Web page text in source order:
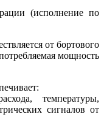
(исполнение по
от бортового
мощность
температуры,
сигналов от